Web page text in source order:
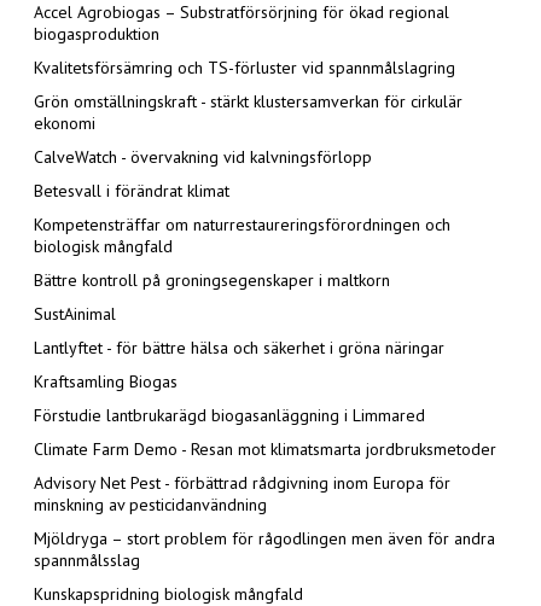
Accel Agrobiogas – Substratförsörjning för ökad regional
biogasproduktion
Kvalitetsförsämring och TS-förluster vid spannmålslagring
Grön omställningskraft - stärkt klustersamverkan för cirkulär
ekonomi
CalveWatch - övervakning vid kalvningsförlopp
Betesvall i förändrat klimat
Kompetensträffar om naturrestaureringsförordningen och
biologisk mångfald
Bättre kontroll på groningsegenskaper i maltkorn
SustAinimal
Lantlyftet - för bättre hälsa och säkerhet i gröna näringar
Kraftsamling Biogas
Förstudie lantbrukarägd biogasanläggning i Limmared
Climate Farm Demo - Resan mot klimatsmarta jordbruksmetoder
Advisory Net Pest - förbättrad rådgivning inom Europa för
minskning av pesticidanvändning
Mjöldryga – stort problem för rågodlingen men även för andra
spannmålsslag
Kunskapspridning biologisk mångfald